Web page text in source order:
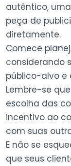
autêntico,
peça de
diretamente.
Comece
considerando
público-alvo e
Lembre-se
escolha das
incentivo ao
com suas
E não se
que seus